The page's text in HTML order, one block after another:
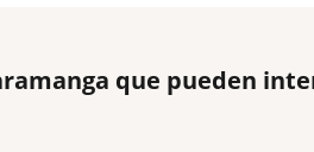
que pueden